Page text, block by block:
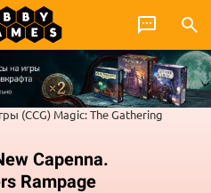
(CCG) Magic: The Gathering
Capenna.
Rampage